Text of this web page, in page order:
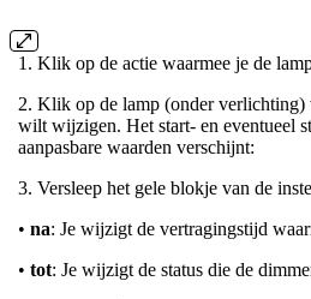
1. Klik op de actie waarmee je de
2. Klik op de lamp (onder verlichting)
wilt wijzigen. Het start- en eventueel
aanpasbare waarden verschijnt:
3. Versleep het gele blokje van de
• na: Je wijzigt de vertragingstijd
• tot: Je wijzigt de status die de